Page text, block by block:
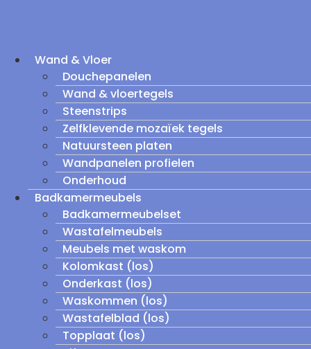
Wand & Vloer
Douchepanelen
Wand & vloertegels
Steenstrips
Zelfklevende mozaïek tegels
Natuursteen platen
Wandpanelen profielen
Onderhoud
Badkamermeubels
Badkamermeubelset
Wastafelmeubels
Meubels met waskom
Kolomkast (los)
Onderkast (los)
Waskommen (los)
Wastafelblad (los)
Topplaat (los)